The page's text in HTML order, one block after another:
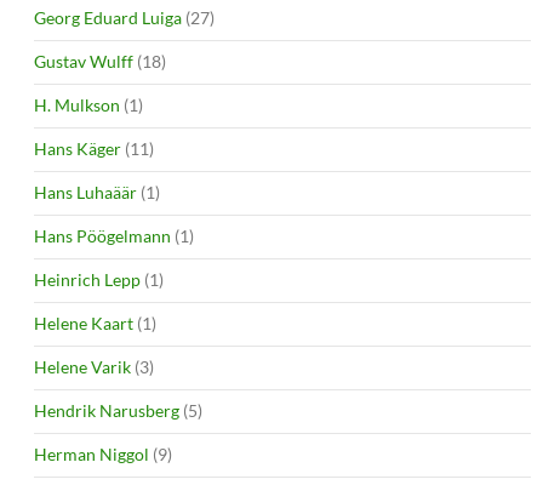
Georg Eduard Luiga (27)
Gustav Wulff (18)
H. Mulkson (1)
Hans Käger (11)
Hans Luhaäär (1)
Hans Pöögelmann (1)
Heinrich Lepp (1)
Helene Kaart (1)
Helene Varik (3)
Hendrik Narusberg (5)
Herman Niggol (9)